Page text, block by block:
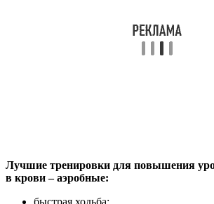
Лучшие тренировки для повышения
в крови – аэробные:
быстрая ходьба;